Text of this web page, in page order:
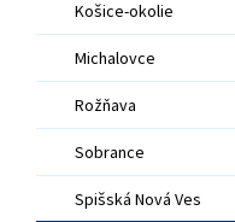
Košice-okolie
Michalovce
Rožňava
Sobrance
Spišská Nová Ves